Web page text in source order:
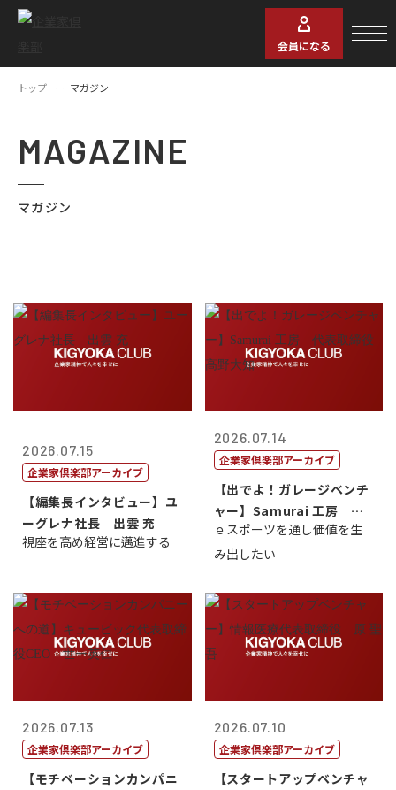
会員になる
トップ マガジン
MAGAZINE
マガジン
2026.07.15
企業家倶楽部アーカイブ
【編集長インタビュー】ユ
ーグレナ社長 出雲 充
視座を高め経営に邁進する
2026.07.14
企業家倶楽部アーカイブ
【出でよ！ガレージベンチ
ャー】Samurai 工房 代
表取締...
ｅスポーツを通し価値を生
み出したい
2026.07.13
企業家倶楽部アーカイブ
【モチベーションカンパニ
2026.07.10
企業家倶楽部アーカイブ
【スタートアップベンチャ